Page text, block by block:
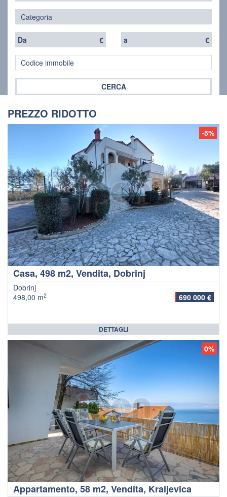
Da € a €
CERCA
PREZZO RIDOTTO
-5%
Casa, 498 m2, Vendita, Dobrinj
Dobrinj
498,00 m2 690 000 €
DETTAGLI
0%
Appartamento, 58 m2, Vendita, Kraljevica